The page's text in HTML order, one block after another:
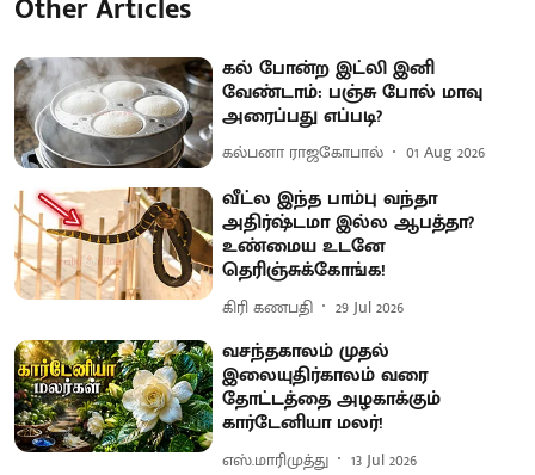
கல் போன்ற இட்லி இனி
வேண்டாம்: பஞ்சு போல் மாவு
அரைப்பது எப்படி?
கல்பனா ராஜகோபால் 01 Aug 2026
வீட்ல இந்த பாம்பு வந்தா
அதிர்ஷ்டமா இல்ல ஆபத்தா?
உண்மைய உடனே
தெரிஞ்சுக்கோங்க!
கிரி கணபதி 29 Jul 2026
வசந்தகாலம் முதல்
இலையுதிர்காலம் வரை
தோட்டத்தை அழகாக்கும்
கார்டேனியா மலர்!
எஸ்.மாரிமுத்து 13 Jul 2026